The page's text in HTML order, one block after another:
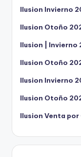
Ilusion Invierno
Ilusion Otoño
Ilusion | Invierno
Ilusion Otoño
Ilusion Invierno
Ilusion Otoño
Ilusion Venta